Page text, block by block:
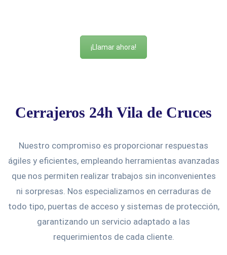
¡Llamar ahora!
Cerrajeros 24h Vila de Cruces
Nuestro compromiso es proporcionar respuestas
ágiles y eficientes, empleando herramientas avanzadas
que nos permiten realizar trabajos sin inconvenientes
ni sorpresas. Nos especializamos en cerraduras de
todo tipo, puertas de acceso y sistemas de protección,
garantizando un servicio adaptado a las
requerimientos de cada cliente.